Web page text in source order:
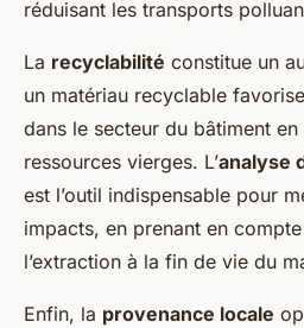
réduisant les transports
La recyclabilité constitue un
un matériau recyclable
dans le secteur du bâtiment
ressources vierges. L’analyse
est l’outil indispensable pour
impacts, en prenant en
l’extraction à la fin de vie du
Enfin, la provenance locale